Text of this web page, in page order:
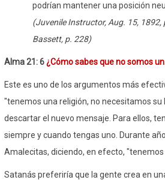
podrían mantener una posición
(Juvenile Instructor, Aug. 15,
Bassett, p. 228)
Alma 21: 6 ¿Cómo sabes que no somos
Este es uno de los argumentos más
"tenemos una religión, no necesitamos
descartar el nuevo mensaje. Para ellos,
siempre y cuando tengas uno. Durante
Amalecitas, diciendo, en efecto,
Satanás preferiría que la gente crea en